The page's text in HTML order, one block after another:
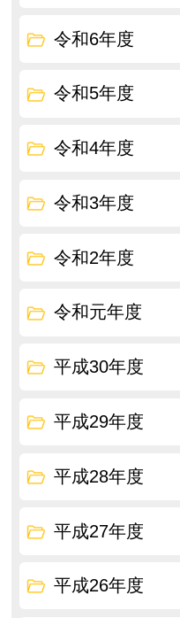
令和6年度
令和5年度
令和4年度
令和3年度
令和2年度
令和元年度
平成30年度
平成29年度
平成28年度
平成27年度
平成26年度